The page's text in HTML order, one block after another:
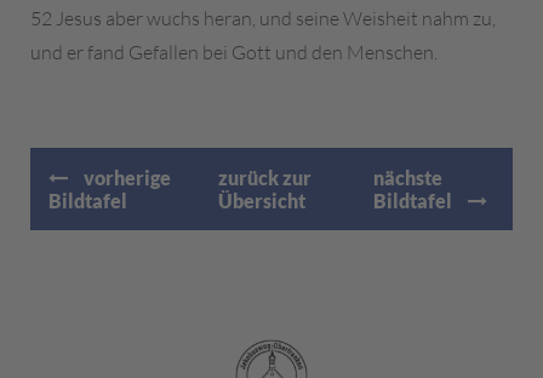
52 Jesus aber wuchs heran, und seine Weisheit nahm zu,
und er fand Gefallen bei Gott und den Menschen.
vorherige
Bildtafel
zurück zur
Übersicht
nächste
Bildtafel